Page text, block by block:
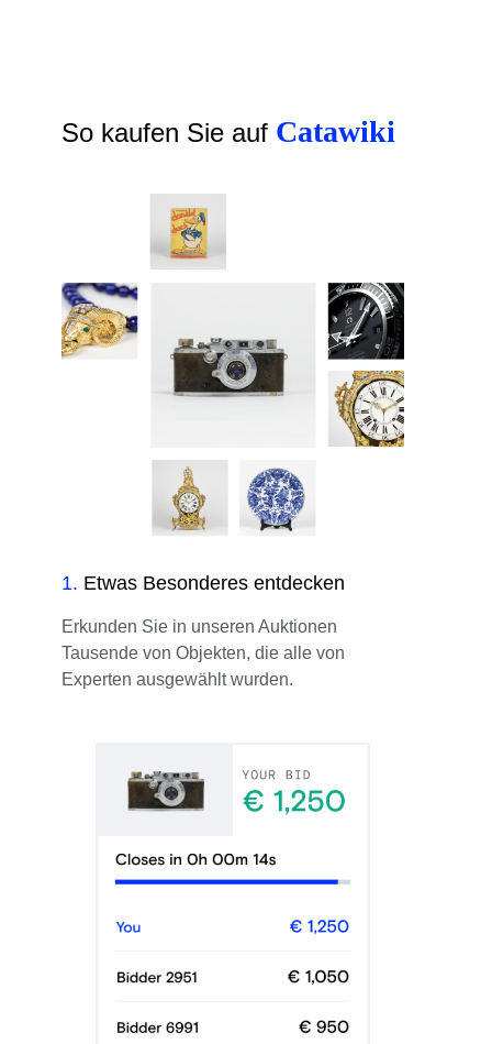
So kaufen Sie auf Catawiki
1. Etwas Besonderes entdecken
Erkunden Sie in unseren Auktionen
Tausende von Objekten, die alle von
Experten ausgewählt wurden.